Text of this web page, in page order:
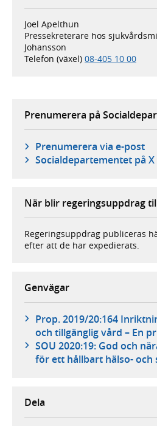
Joel Apelthun
Pressekreterare hos
Johansson
Telefon (växel) 08-405 10 00
Prenumerera på
Prenumerera via e-post
Social­departementet på
När blir regeringsuppdrag
Regeringsuppdrag publiceras
efter att de har expedierats.
Genvägar
Prop. 2019/20:164
och tillgänglig vård – En
SOU 2020:19: God och
för ett hållbart hälso- och
Dela